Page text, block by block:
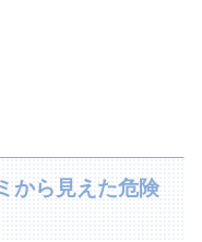
から見えた危険